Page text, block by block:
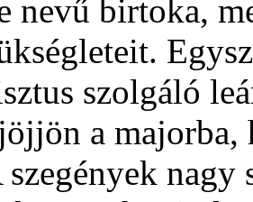
nevű birtoka,
szolgáló
a majorba,
nagy